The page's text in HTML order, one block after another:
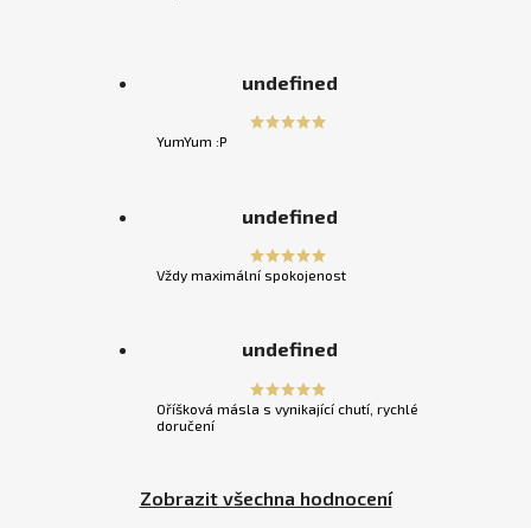
undefined
YumYum :P
undefined
Vždy maximální spokojenost
undefined
Oříšková másla s vynikající chutí, rychlé
doručení
Zobrazit všechna hodnocení